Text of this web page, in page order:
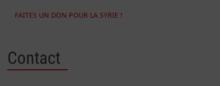
FAITES UN DON POUR LA SYRIE !
Contact